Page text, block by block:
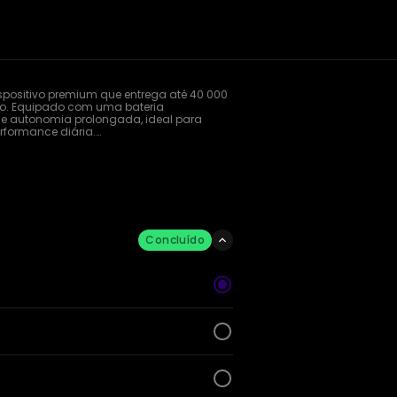
premium que entrega até 40 000
Equipado com uma bateria
autonomia prolongada, ideal para
diária.
Concluído